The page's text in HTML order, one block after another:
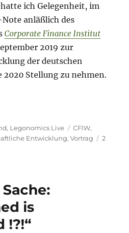
ich Gelegenheit, im
anläßlich des
Corporate Finance Institut
2019 zur
der deutschen
2020 Stellung zu nehmen.
Deutschland 2020: -0,4%
, Legonomics Live Schlagwörter
CFIW,
Entwicklung,Vortrag
2
is
!?!“